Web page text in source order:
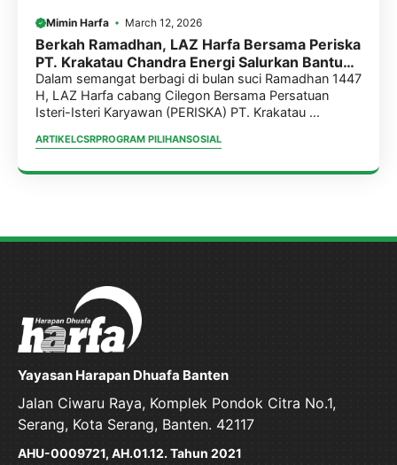
Mimin Harfa March 12, 2026
Berkah Ramadhan, LAZ Harfa Bersama Periska
PT. Krakatau Chandra Energi Salurkan Bantuan
Untuk 2 Ponpes di Cilegon
Dalam semangat berbagi di bulan suci Ramadhan 1447
H, LAZ Harfa cabang Cilegon Bersama Persatuan
Isteri-Isteri Karyawan (PERISKA) PT. Krakatau ...
ARTIKELCSRPROGRAM PILIHANSOSIAL
Yayasan Harapan Dhuafa Banten
Jalan Ciwaru Raya, Komplek Pondok Citra No.1,
Serang, Kota Serang, Banten. 42117
AHU-0009721, AH.01.12. Tahun 2021